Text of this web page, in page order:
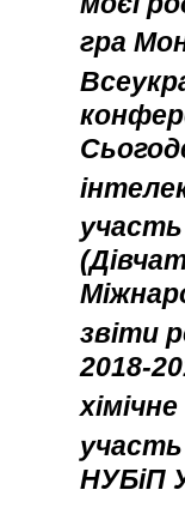
гра
участь
звіти
2018-
НУБіП